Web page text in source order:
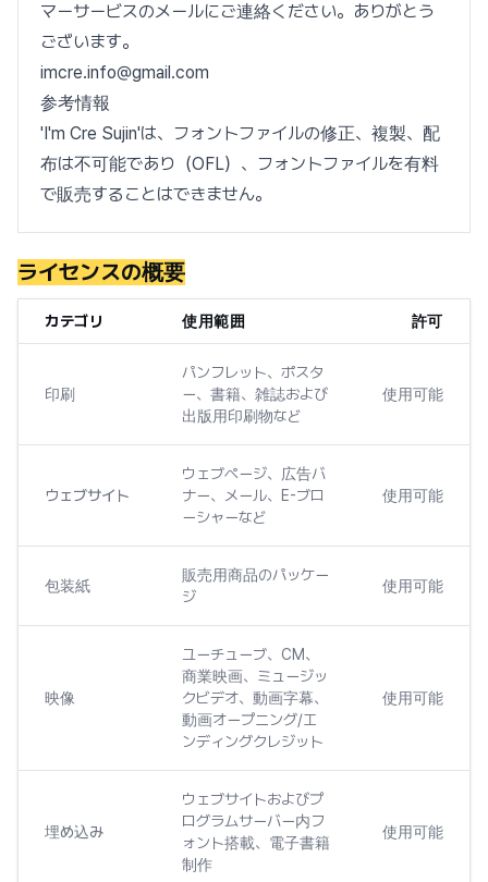
マーサービスのメールにご連絡ください。ありがとう
ございます。
imcre.info@gmail.com
参考情報
'I'm Cre Sujin'は、フォントファイルの修正、複製、配
布は不可能であり（OFL）、フォントファイルを有料
で販売することはできません。
ライセンスの概要
カテゴリ 使用範囲 許可
印刷
パンフレット、ポスタ
ー、書籍、雑誌および
出版用印刷物など
使用可能
ウェブサイト
ウェブページ、広告バ
ナー、メール、E-ブロ
ーシャーなど
使用可能
包装紙
販売用商品のパッケー
ジ
使用可能
映像
ユーチューブ、CM、
商業映画、ミュージッ
クビデオ、動画字幕、
動画オープニング/エ
ンディングクレジット
使用可能
埋め込み
ウェブサイトおよびプ
ログラムサーバー内フ
ォント搭載、電子書籍
制作
使用可能